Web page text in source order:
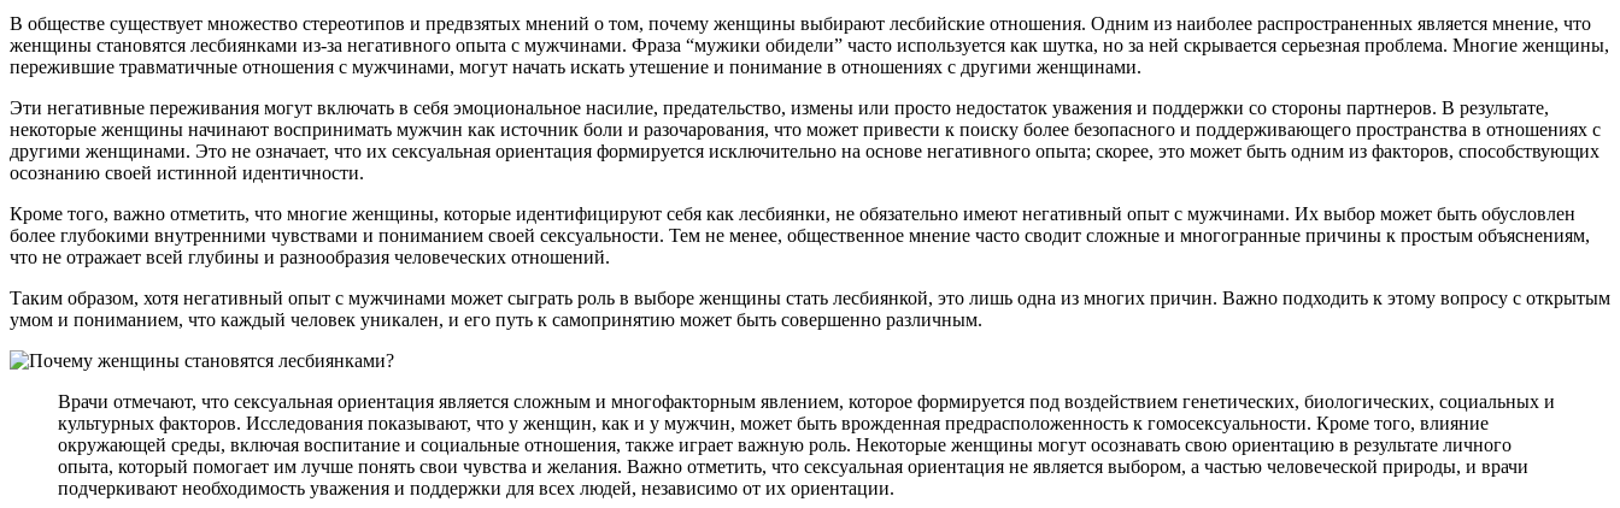
В обществе существует множество стереотипов и предвзятых мнений о том, почему женщины выбирают лесбийские отношения. Одним из наиболее распространенных является мнение, что
женщины становятся лесбиянками из-за негативного опыта с мужчинами. Фраза “мужики обидели” часто используется как шутка, но за ней скрывается серьезная проблема. Многие женщины,
пережившие травматичные отношения с мужчинами, могут начать искать утешение и понимание в отношениях с другими женщинами.
Эти негативные переживания могут включать в себя эмоциональное насилие, предательство, измены или просто недостаток уважения и поддержки со стороны партнеров. В результате,
некоторые женщины начинают воспринимать мужчин как источник боли и разочарования, что может привести к поиску более безопасного и поддерживающего пространства в отношениях с
другими женщинами. Это не означает, что их сексуальная ориентация формируется исключительно на основе негативного опыта; скорее, это может быть одним из факторов, способствующих
осознанию своей истинной идентичности.
Кроме того, важно отметить, что многие женщины, которые идентифицируют себя как лесбиянки, не обязательно имеют негативный опыт с мужчинами. Их выбор может быть обусловлен
более глубокими внутренними чувствами и пониманием своей сексуальности. Тем не менее, общественное мнение часто сводит сложные и многогранные причины к простым объяснениям,
что не отражает всей глубины и разнообразия человеческих отношений.
Таким образом, хотя негативный опыт с мужчинами может сыграть роль в выборе женщины стать лесбиянкой, это лишь одна из многих причин. Важно подходить к этому вопросу с открытым
умом и пониманием, что каждый человек уникален, и его путь к самопринятию может быть совершенно различным.
Врачи отмечают, что сексуальная ориентация является сложным и многофакторным явлением, которое формируется под воздействием генетических, биологических, социальных и
культурных факторов. Исследования показывают, что у женщин, как и у мужчин, может быть врожденная предрасположенность к гомосексуальности. Кроме того, влияние
окружающей среды, включая воспитание и социальные отношения, также играет важную роль. Некоторые женщины могут осознавать свою ориентацию в результате личного
опыта, который помогает им лучше понять свои чувства и желания. Важно отметить, что сексуальная ориентация не является выбором, а частью человеческой природы, и врачи
подчеркивают необходимость уважения и поддержки для всех людей, независимо от их ориентации.